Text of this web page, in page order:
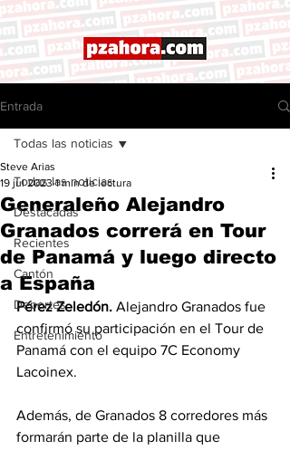
Entrada
Todas las noticias
Destacadas
Recientes
Cantón
Deportes
Entretenimiento
Todas las noticias
Generaleño Alejandro
Granados correrá en Tour
de Panamá y luego directo
a España
Steve Arias
19 jul 2023 1 min de lectura
Pérez Zeledón. Alejandro Granados fue
confirmó su participación en el Tour de
Panamá con el equipo 7C Economy
Lacoinex.
Además, de Granados 8 corredores más
formarán parte de la planilla que